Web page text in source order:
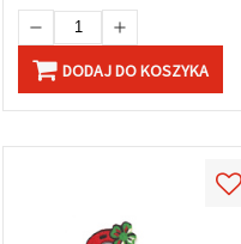
DODAJ DO KOSZYKA